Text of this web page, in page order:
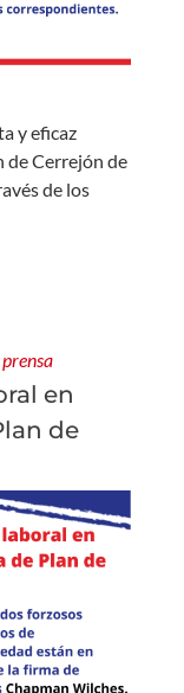
y eficaz
de Cerrejón de
de los
en
de